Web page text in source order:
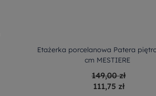
Etażerka porcelanowa Patera
cm MESTIERE
149,00 zł
111,75 zł